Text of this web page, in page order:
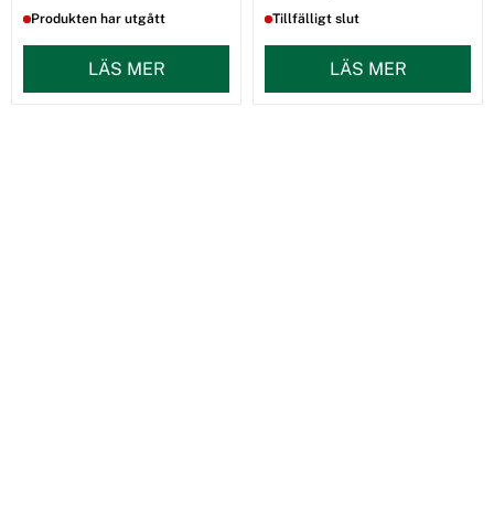
Produkten har utgått
LÄS MER
Tillfälligt slut
LÄS MER